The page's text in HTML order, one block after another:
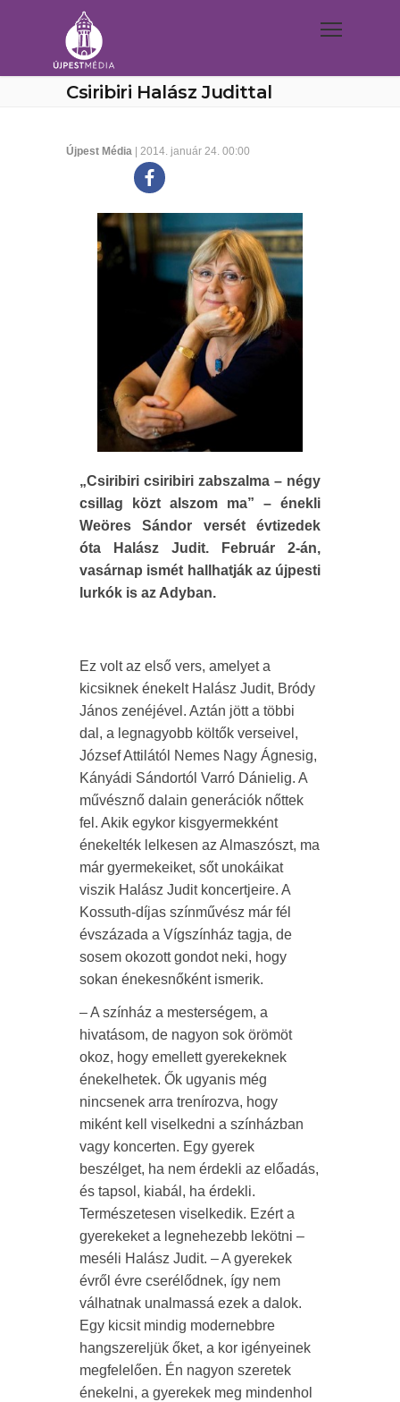
Csiribiri Halász Judittal
Újpest Média | 2014. január 24. 00:00
„Csiribiri csiribiri zabszalma – négy
csillag közt alszom ma” – énekli
Weöres Sándor versét évtizedek
óta Halász Judit. Február 2-án,
vasárnap ismét hallhatják az újpesti
lurkók is az Adyban.
Ez volt az első vers, amelyet a
kicsiknek énekelt Halász Judit, Bródy
János zenéjével. Aztán jött a többi
dal, a legnagyobb költők verseivel,
József Attilától Nemes Nagy Ágnesig,
Kányádi Sándortól Varró Dánielig. A
művésznő dalain generációk nőttek
fel. Akik egykor kisgyermekként
énekelték lelkesen az Almaszószt, ma
már gyermekeiket, sőt unokáikat
viszik Halász Judit koncertjeire. A
Kossuth-díjas színművész már fél
évszázada a Vígszínház tagja, de
sosem okozott gondot neki, hogy
sokan énekesnőként ismerik.
– A színház a mesterségem, a
hivatásom, de nagyon sok örömöt
okoz, hogy emellett gyerekeknek
énekelhetek. Ők ugyanis még
nincsenek arra trenírozva, hogy
miként kell viselkedni a színházban
vagy koncerten. Egy gyerek
beszélget, ha nem érdekli az előadás,
és tapsol, kiabál, ha érdekli.
Természetesen viselkedik. Ezért a
gyerekeket a legnehezebb lekötni –
meséli Halász Judit. – A gyerekek
évről évre cserélődnek, így nem
válhatnak unalmassá ezek a dalok.
Egy kicsit mindig modernebbre
hangszereljük őket, a kor igényeinek
megfelelően. Én nagyon szeretek
énekelni, a gyerekek meg mindenhol